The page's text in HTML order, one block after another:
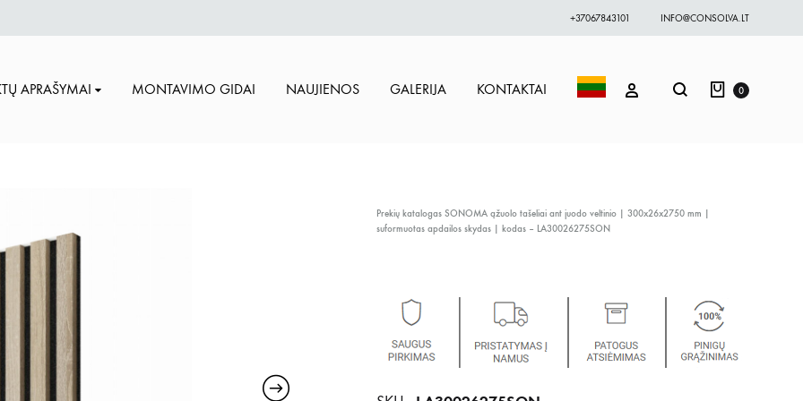
+37067843101 INFO@CONSOLVA.LT
APRAŠYMAI MONTAVIMO GIDAI NAUJIENOS GALERIJA KONTAKTAI PRISIJUNGTI
Paieška Krepšelis
0
Prekių katalogas SONOMA ąžuolo tašeliai ant juodo veltinio | 300x26x2750 mm |
suformuotas apdailos skydas | kodas – LA30026275SON